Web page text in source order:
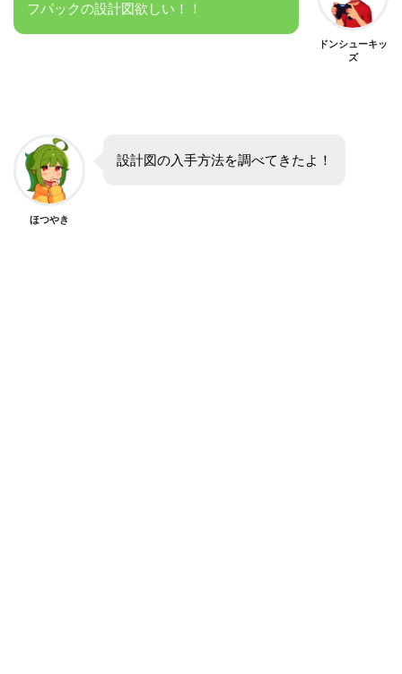
フパックの設計図欲しい！！
ドンシューキッ
ズ
ほつやき
設計図の入手方法を調べてきたよ！